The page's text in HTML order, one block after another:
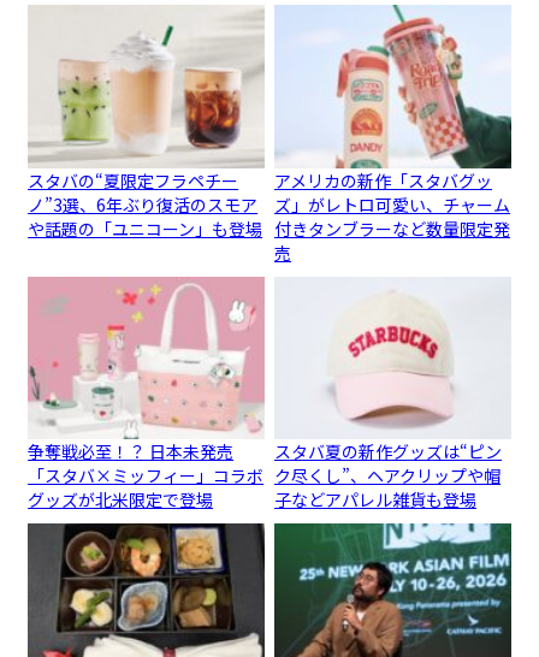
スタバの“夏限定フラペチー
ノ”3選、6年ぶり復活のスモア
や話題の「ユニコーン」も登場
アメリカの新作「スタバグッ
ズ」がレトロ可愛い、チャーム
付きタンブラーなど数量限定発
売
争奪戦必至！？ 日本未発売
「スタバ×ミッフィー」コラボ
グッズが北米限定で登場
スタバ夏の新作グッズは“ピン
ク尽くし”、ヘアクリップや帽
子などアパレル雑貨も登場